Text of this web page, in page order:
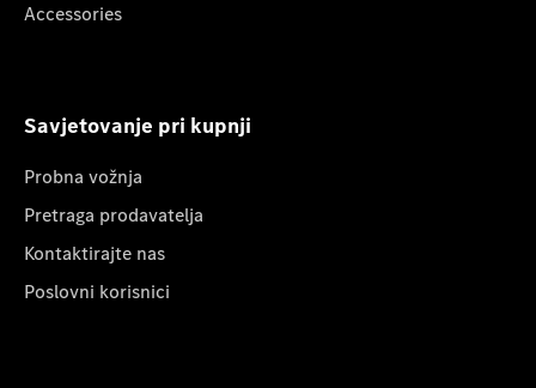
Accessories
Savjetovanje pri kupnji
Probna vožnja
Pretraga prodavatelja
Kontaktirajte nas
Poslovni korisnici